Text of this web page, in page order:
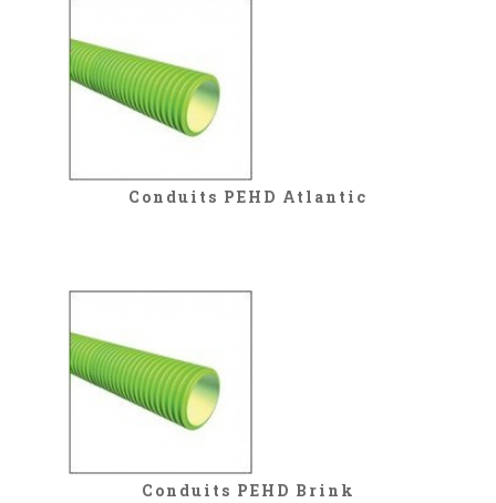
Conduits PEHD Atlantic
Conduits PEHD Brink